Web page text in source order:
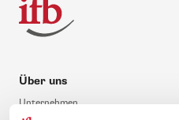
Über uns
Unternehmen